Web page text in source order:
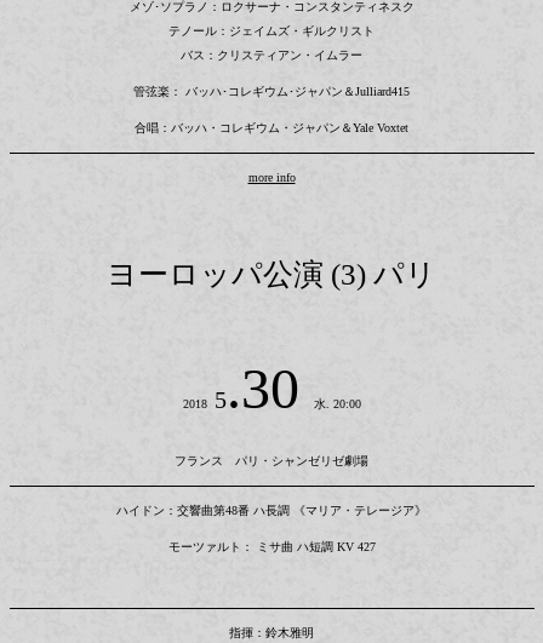
メゾ･ソプラノ：ロクサーナ・コンスタンティネスク
テノール：ジェイムズ・ギルクリスト
バス：クリスティアン・イムラー
管弦楽： バッハ･コレギウム･ジャパン＆Julliard415
合唱：バッハ・コレギウム・ジャパン＆Yale Voxtet
more info
ヨーロッパ公演 (3) パリ
2018 5.30 水. 20:00
フランス パリ・シャンゼリゼ劇場
ハイドン：交響曲第48番 ハ長調 《マリア・テレージア》
モーツァルト： ミサ曲 ハ短調 KV 427
指揮：鈴木雅明